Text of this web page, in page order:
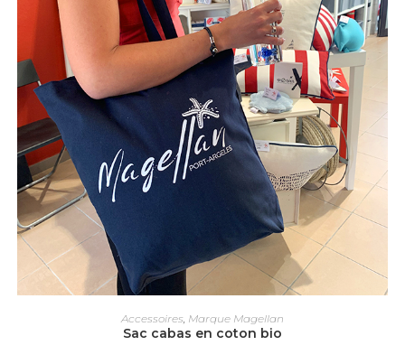
AJOUTER AU PANIER
Accessoires Marque Magellan
Sac cabas en coton bio